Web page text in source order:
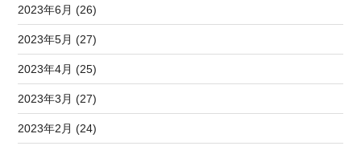
2023年6月 (26)
2023年5月 (27)
2023年4月 (25)
2023年3月 (27)
2023年2月 (24)